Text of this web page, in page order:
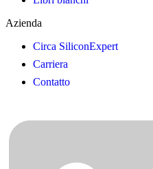
Azienda
Circa SiliconExpert
Carriera
Contatto